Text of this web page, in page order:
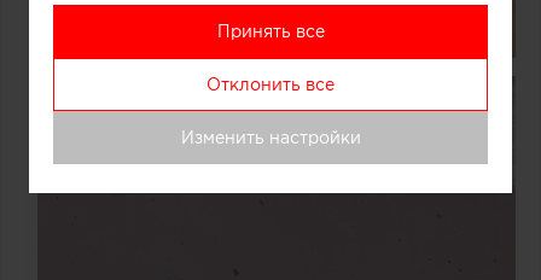
Принять все
Отклонить все
Изменить настройки